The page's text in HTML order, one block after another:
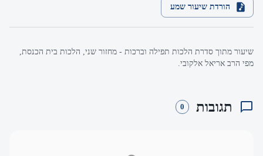
הורדת שיעור שמע
שיעור מתוך סדרת הלכות תפילה וברכות - מחזור שני, הלכות בית הכנסת,
מפי הרב אריאל אלקובי.
תגובות 0